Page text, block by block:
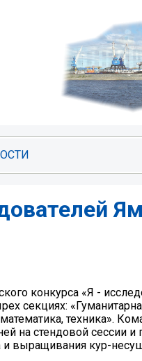
конкурса «Я -
секциях:
техника».
на стендовой сессии
и выращивания кур-